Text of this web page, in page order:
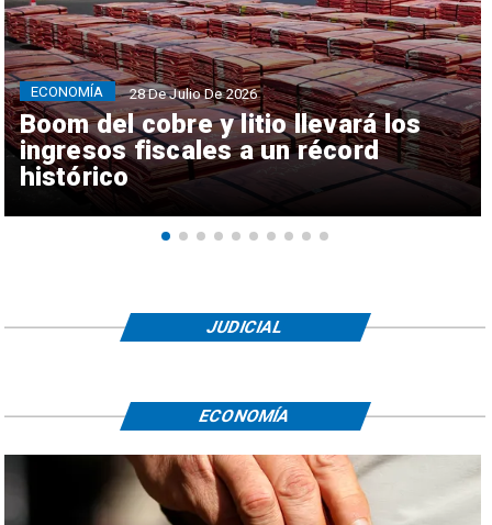
Boom del cobre y litio llevará los
ingresos fiscales a un récord
histórico
ECONOMÍA 28 De Julio De 2026
JUDICIAL
ECONOMÍA